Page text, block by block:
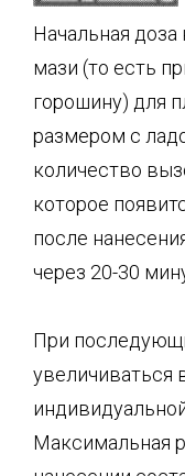
Начальная
мази (то есть
горошину) для
размером с
количество
которое
после
через 20-30
При
увеличиваться
Максимальная